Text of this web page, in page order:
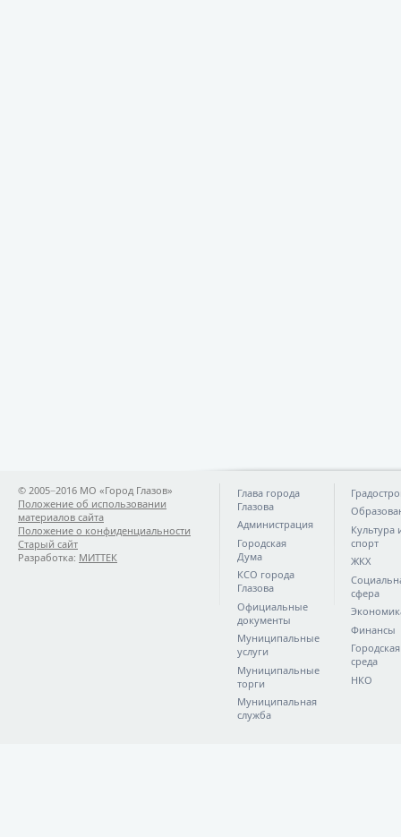
© 2005−2016 МО «Город Глазов»
Положение об использовании
материалов сайта
Положение о конфиденциальности
Старый сайт
Разработка: МИТТЕК
Глава города
Глазова
Администрация
Городская
Дума
КСО города
Глазова
Официальные
документы
Муниципальные
услуги
Муниципальные
торги
Муниципальная
служба
Культура
спорт
ЖКХ
сфера
Финансы
Городская
среда
НКО